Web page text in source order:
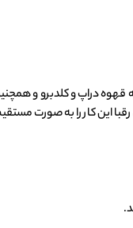
این کار را به صورت